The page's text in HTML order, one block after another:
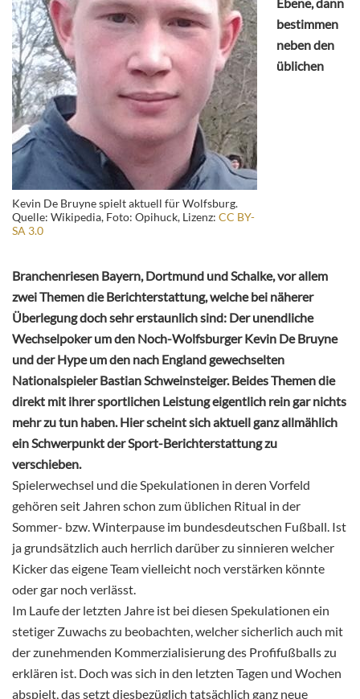
Kevin De Bruyne spielt aktuell für Wolfsburg.
Quelle: Wikipedia, Foto: Opihuck, Lizenz: CC BY-
SA 3.0
bestimmen
neben den
üblichen
Branchenriesen Bayern, Dortmund und Schalke, vor allem
zwei Themen die Berichterstattung, welche bei näherer
Überlegung doch sehr erstaunlich sind: Der unendliche
Wechselpoker um den Noch-Wolfsburger Kevin De Bruyne
und der Hype um den nach England gewechselten
Nationalspieler Bastian Schweinsteiger. Beides Themen die
direkt mit ihrer sportlichen Leistung eigentlich rein gar nichts
mehr zu tun haben. Hier scheint sich aktuell ganz allmählich
ein Schwerpunkt der Sport-Berichterstattung zu
verschieben.
Spielerwechsel und die Spekulationen in deren Vorfeld
gehören seit Jahren schon zum üblichen Ritual in der
Sommer- bzw. Winterpause im bundesdeutschen Fußball. Ist
ja grundsätzlich auch herrlich darüber zu sinnieren welcher
Kicker das eigene Team vielleicht noch verstärken könnte
oder gar noch verlässt.
Im Laufe der letzten Jahre ist bei diesen Spekulationen ein
stetiger Zuwachs zu beobachten, welcher sicherlich auch mit
der zunehmenden Kommerzialisierung des Profifußballs zu
erklären ist. Doch was sich in den letzten Tagen und Wochen
abspielt, das setzt diesbezüglich tatsächlich ganz neue